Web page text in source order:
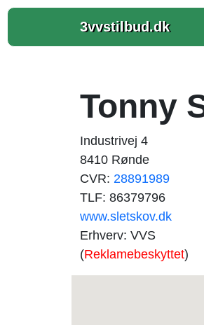
3vvstilbud.dk
Tonny
Industrivej 4
8410 Rønde
CVR: 28891989
TLF: 86379796
www.sletskov.dk
Erhverv: VVS
(Reklamebeskyttet)